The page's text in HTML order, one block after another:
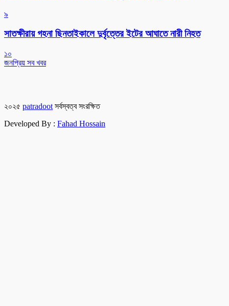
৯
সাতক্ষীরায় গহনা ছিনতাইকালে দুর্বৃত্তের ইটের আঘাতে নারী নিহত
১০
জনপ্রিয় সব খবর
২০২৫ patradoot সর্বস্বত্ব সংরক্ষিত
Developed By : Fahad Hossain